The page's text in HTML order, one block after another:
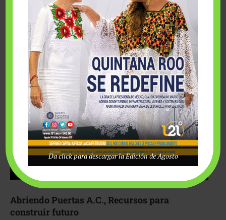
Fairmont Mayakoba y Make-A-Wish México unieron
esfuerzos para hacer realidad el deseo de una …
Abriendo Puertas A.C., Recursos para
construir futuro
Da click para descargar la Edición de Agosto